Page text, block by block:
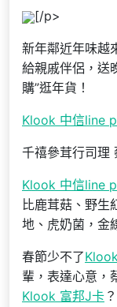
[/p>
新年鄰近年味越
給親戚伴侶，送
購”逛年貨！
Klook 中信line
千禧參茸行司理
Klook 中信line
比鹿茸菇、野生
地、虎奶菌，金
春節少不了
輩，表達心意，
Klook 富邦J卡